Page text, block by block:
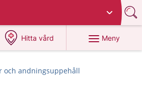
Hitta vård
på 1177.se
Meny
och andningsuppehåll